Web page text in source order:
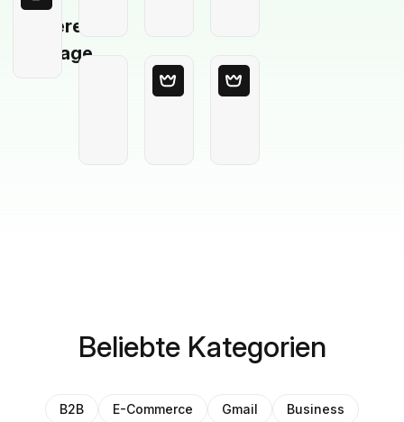
Leere
Vorlage
Beliebte Kategorien
B2B E-Commerce Gmail
Business